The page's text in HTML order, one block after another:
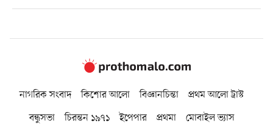
নাগরিক সংবাদ কিশোর আলো বিজ্ঞানচিন্তা
প্রথম আলো ট্রাস্ট
বন্ধুসভা
চিরন্তন ১৯৭১ ইপেপার প্রথমা মোবাইল ভ্যাস